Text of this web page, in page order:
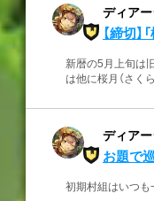
ディア
【締切
新暦の5月上旬は
ディア
お題で
初期村組はいつも